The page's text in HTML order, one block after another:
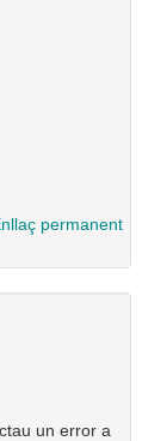
permanent
un error a